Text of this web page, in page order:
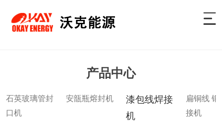
产品中心
石英玻璃管封
口机
安瓿瓶熔封机
漆包线焊接
机
扁铜线 铜
接机